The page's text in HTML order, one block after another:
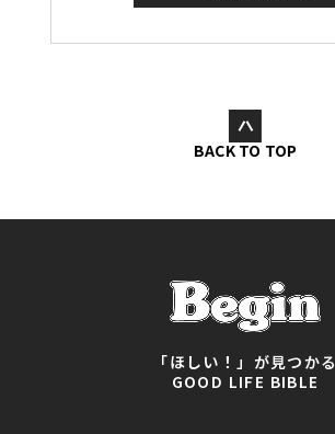
BACK TO TOP
「ほしい！」が見つかる
GOOD LIFE BIBLE